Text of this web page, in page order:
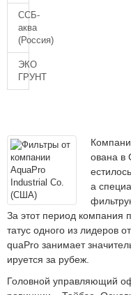
ССБ-
аква
(Россия)
ЭКО
ГРУНТ
ована в
а
За этот период компания
татус одного из лидеров
quaPro занимает
ируется за рубеж.
Головной управляющий